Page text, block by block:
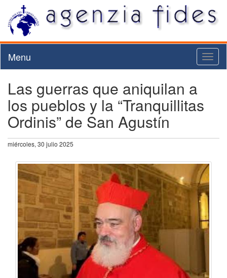
Menu
Las guerras que aniquilan a
los pueblos y la “Tranquillitas
Ordinis” de San Agustín
miércoles, 30 julio 2025